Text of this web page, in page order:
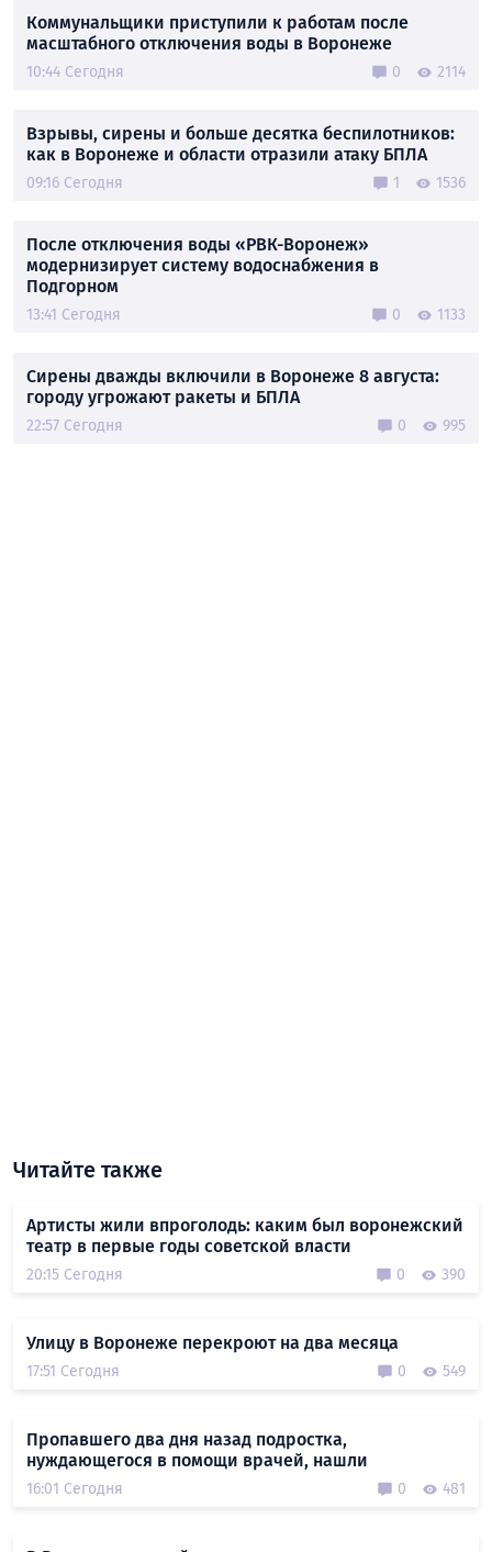
Коммунальщики приступили к работам после
масштабного отключения воды в Воронеже
10:44 Сегодня 0 2114
Взрывы, сирены и больше десятка беспилотников:
как в Воронеже и области отразили атаку БПЛА
09:16 Сегодня 1 1536
После отключения воды «РВК-Воронеж»
модернизирует систему водоснабжения в
Подгорном
13:41 Сегодня 0 1133
Сирены дважды включили в Воронеже 8 августа:
городу угрожают ракеты и БПЛА
22:57 Сегодня 0 995
Читайте также
Артисты жили впроголодь: каким был воронежский
театр в первые годы советской власти
20:15 Сегодня 0 390
Улицу в Воронеже перекроют на два месяца
17:51 Сегодня 0 549
Пропавшего два дня назад подростка,
нуждающегося в помощи врачей, нашли
16:01 Сегодня 0 481